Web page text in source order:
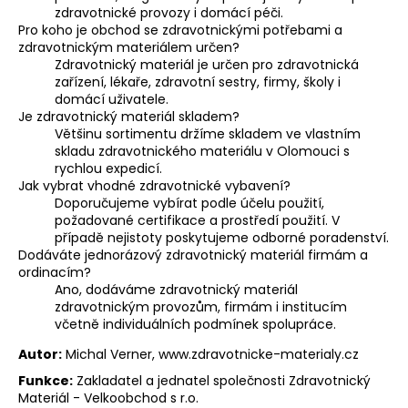
zdravotnické provozy i domácí péči.
Pro koho je obchod se zdravotnickými potřebami a
zdravotnickým materiálem určen?
Zdravotnický materiál je určen pro zdravotnická
zařízení, lékaře, zdravotní sestry, firmy, školy i
domácí uživatele.
Je zdravotnický materiál skladem?
Většinu sortimentu držíme skladem ve vlastním
skladu zdravotnického materiálu v Olomouci s
rychlou expedicí.
Jak vybrat vhodné zdravotnické vybavení?
Doporučujeme vybírat podle účelu použití,
požadované certifikace a prostředí použití. V
případě nejistoty poskytujeme odborné poradenství.
Dodáváte jednorázový zdravotnický materiál firmám a
ordinacím?
Ano, dodáváme zdravotnický materiál
zdravotnickým provozům, firmám i institucím
včetně individuálních podmínek spolupráce.
Autor: Michal Verner, www.zdravotnicke-materialy.cz
Funkce: Zakladatel a jednatel společnosti Zdravotnický
Materiál - Velkoobchod s r.o.